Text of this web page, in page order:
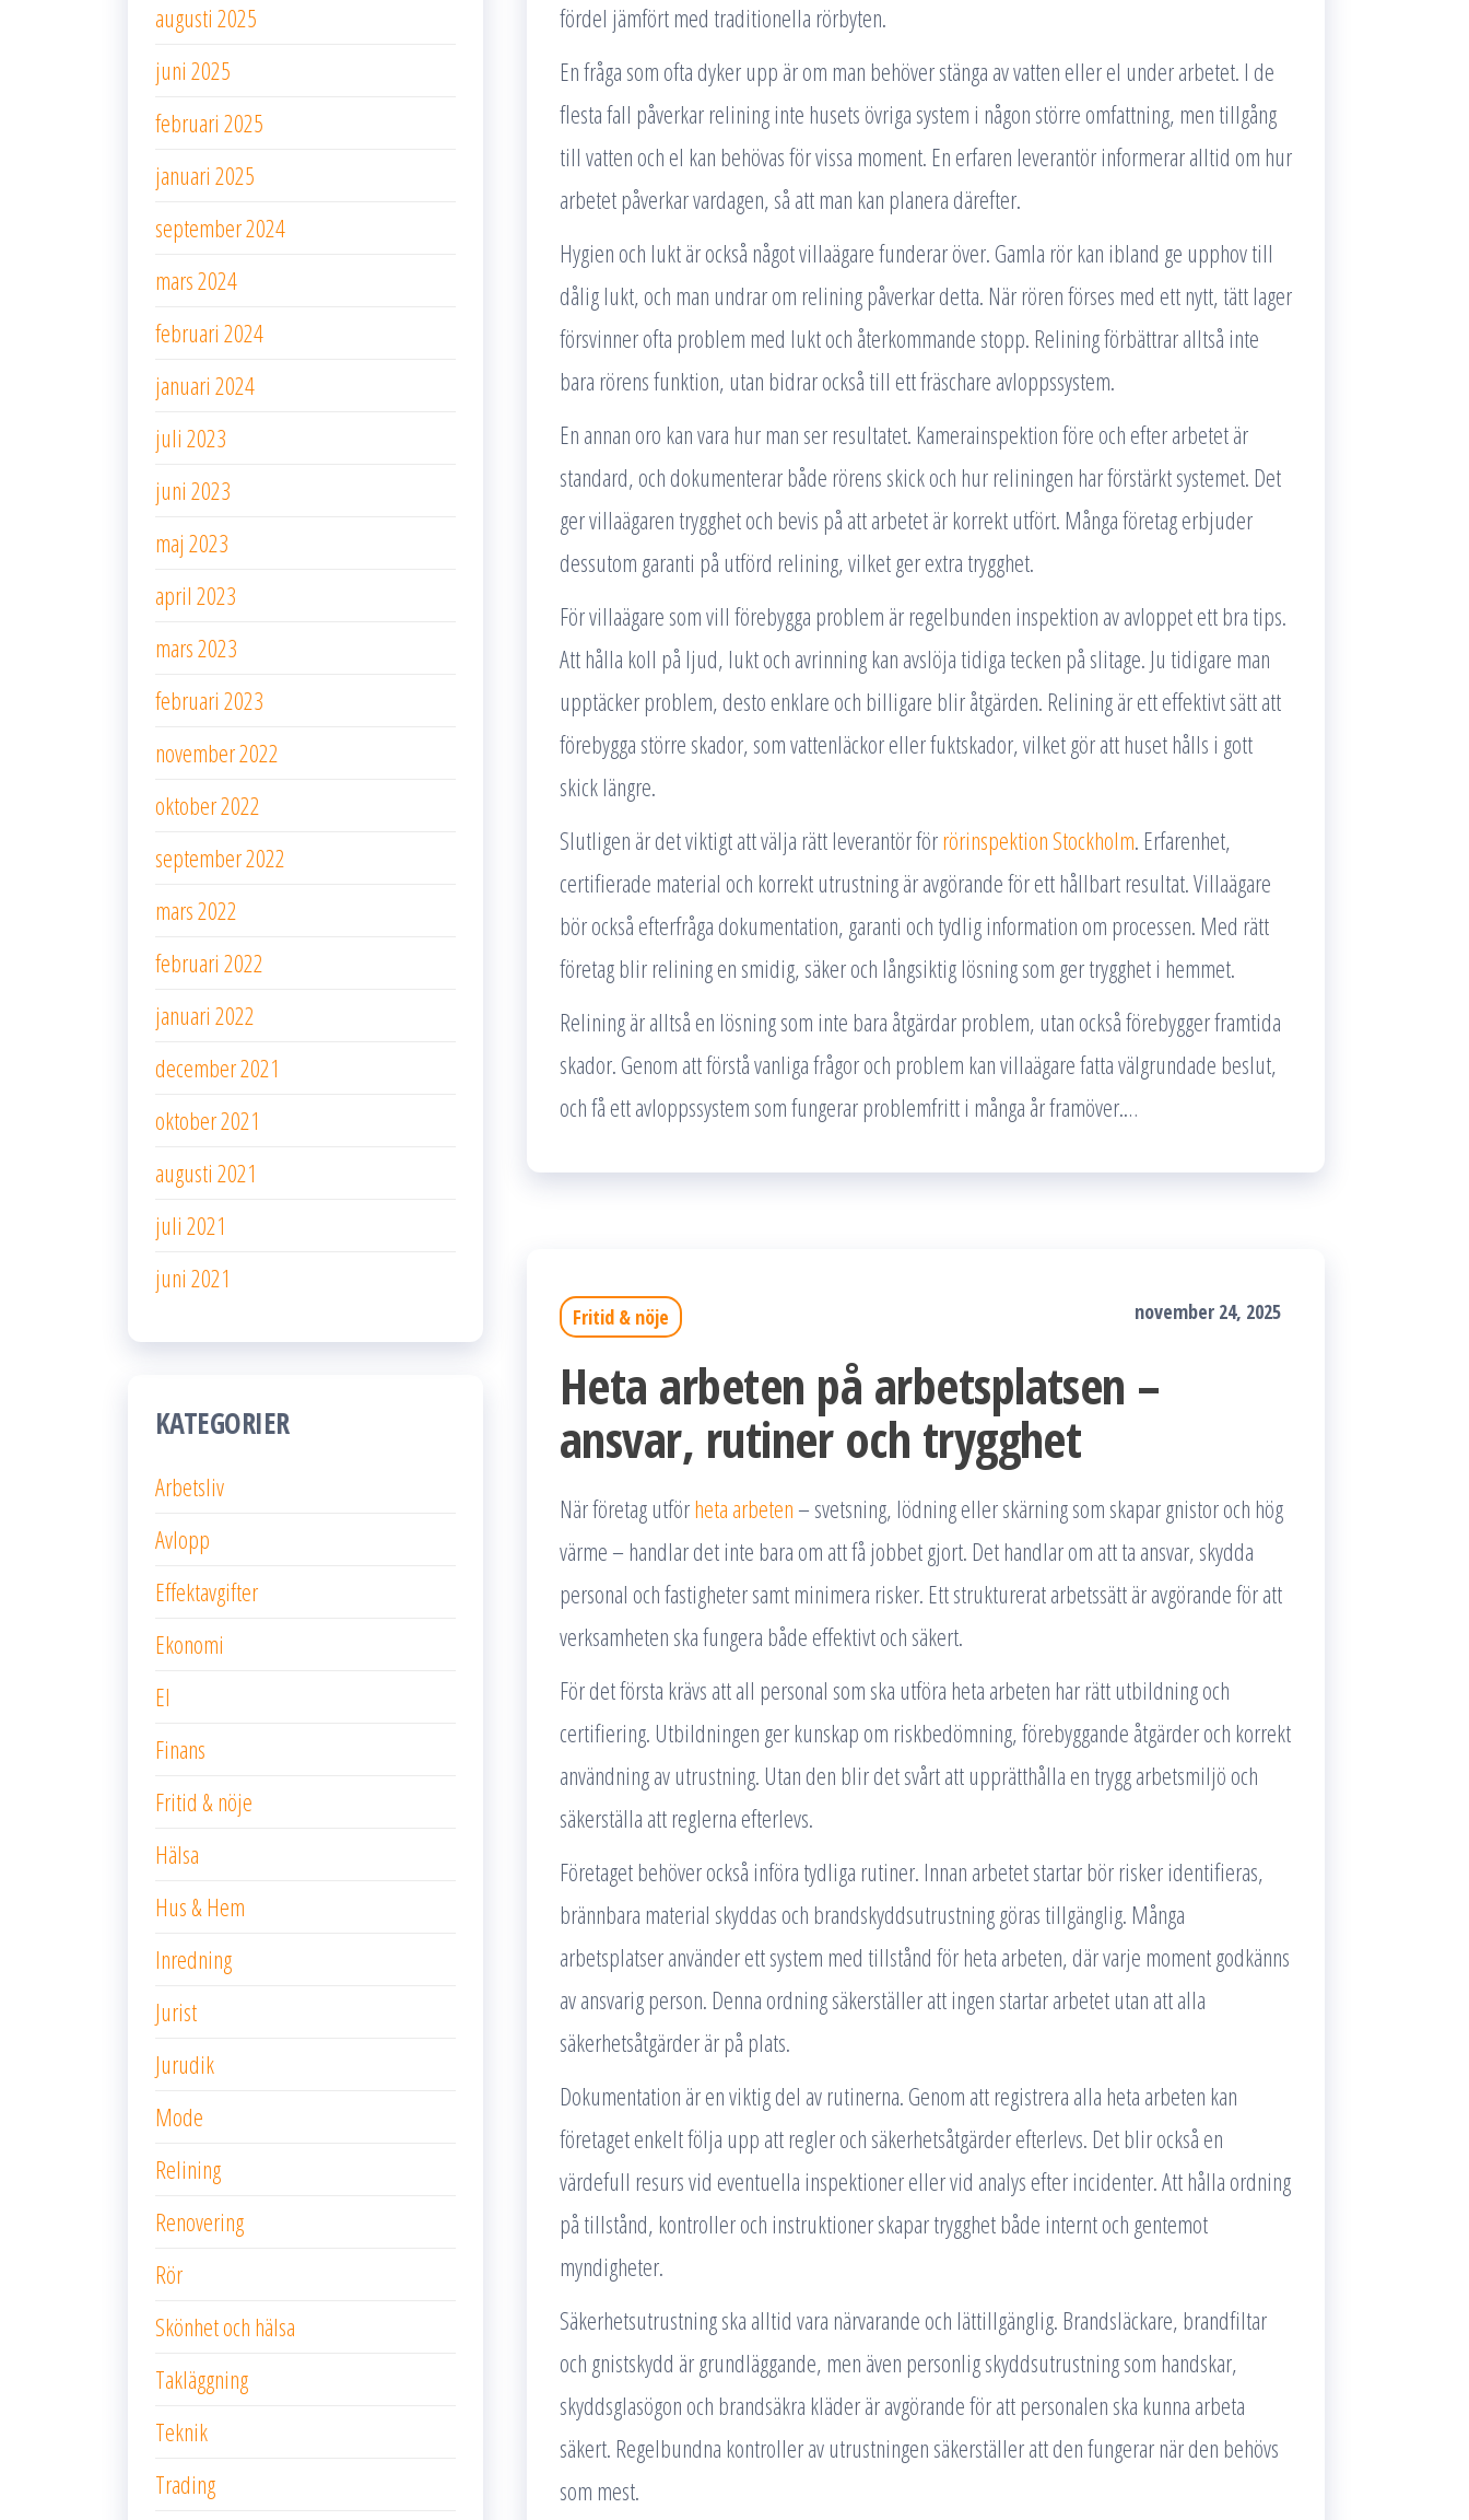
fördel jämfört med traditionella rörbyten.
En fråga som ofta dyker upp är om man behöver stänga av vatten eller el under arbetet. I de
flesta fall påverkar relining inte husets övriga system i någon större omfattning, men tillgång
till vatten och el kan behövas för vissa moment. En erfaren leverantör informerar alltid om hur
arbetet påverkar vardagen, så att man kan planera därefter.
Hygien och lukt är också något villaägare funderar över. Gamla rör kan ibland ge upphov till
dålig lukt, och man undrar om relining påverkar detta. När rören förses med ett nytt, tätt lager
försvinner ofta problem med lukt och återkommande stopp. Relining förbättrar alltså inte
bara rörens funktion, utan bidrar också till ett fräschare avloppssystem.
En annan oro kan vara hur man ser resultatet. Kamerainspektion före och efter arbetet är
standard, och dokumenterar både rörens skick och hur reliningen har förstärkt systemet. Det
ger villaägaren trygghet och bevis på att arbetet är korrekt utfört. Många företag erbjuder
dessutom garanti på utförd relining, vilket ger extra trygghet.
För villaägare som vill förebygga problem är regelbunden inspektion av avloppet ett bra tips.
Att hålla koll på ljud, lukt och avrinning kan avslöja tidiga tecken på slitage. Ju tidigare man
upptäcker problem, desto enklare och billigare blir åtgärden. Relining är ett effektivt sätt att
förebygga större skador, som vattenläckor eller fuktskador, vilket gör att huset hålls i gott
skick längre.
Slutligen är det viktigt att välja rätt leverantör förrörinspektion Stockholm. Erfarenhet,
certifierade material och korrekt utrustning är avgörande för ett hållbart resultat. Villaägare
bör också efterfråga dokumentation, garanti och tydlig information om processen. Med rätt
företag blir relining en smidig, säker och långsiktig lösning som ger trygghet i hemmet.
Relining är alltså en lösning som inte bara åtgärdar problem, utan också förebygger framtida
skador. Genom att förstå vanliga frågor och problem kan villaägare fatta välgrundade beslut,
och få ett avloppssystem som fungerar problemfritt i många år framöver.…
Fritid & nöje november 24, 2025
Heta arbeten på arbetsplatsen –
ansvar, rutiner och trygghet
När företag utförheta arbeten – svetsning, lödning eller skärning som skapar gnistor och hög
värme – handlar det inte bara om att få jobbet gjort. Det handlar om att ta ansvar, skydda
personal och fastigheter samt minimera risker. Ett strukturerat arbetssätt är avgörande för att
verksamheten ska fungera både effektivt och säkert.
För det första krävs att all personal som ska utföra heta arbeten har rätt utbildning och
certifiering. Utbildningen ger kunskap om riskbedömning, förebyggande åtgärder och korrekt
användning av utrustning. Utan den blir det svårt att upprätthålla en trygg arbetsmiljö och
säkerställa att reglerna efterlevs.
Företaget behöver också införa tydliga rutiner. Innan arbetet startar bör risker identifieras,
brännbara material skyddas och brandskyddsutrustning göras tillgänglig. Många
arbetsplatser använder ett system med tillstånd för heta arbeten, där varje moment godkänns
av ansvarig person. Denna ordning säkerställer att ingen startar arbetet utan att alla
säkerhetsåtgärder är på plats.
Dokumentation är en viktig del av rutinerna. Genom att registrera alla heta arbeten kan
företaget enkelt följa upp att regler och säkerhetsåtgärder efterlevs. Det blir också en
värdefull resurs vid eventuella inspektioner eller vid analys efter incidenter. Att hålla ordning
på tillstånd, kontroller och instruktioner skapar trygghet både internt och gentemot
myndigheter.
Säkerhetsutrustning ska alltid vara närvarande och lättillgänglig. Brandsläckare, brandfiltar
och gnistskydd är grundläggande, men även personlig skyddsutrustning som handskar,
skyddsglasögon och brandsäkra kläder är avgörande för att personalen ska kunna arbeta
säkert. Regelbundna kontroller av utrustningen säkerställer att den fungerar när den behövs
som mest.
augusti 2025
juni 2025
februari 2025
januari 2025
september 2024
mars 2024
februari 2024
januari 2024
juli 2023
juni 2023
maj 2023
april 2023
mars 2023
februari 2023
november 2022
oktober 2022
september 2022
mars 2022
februari 2022
januari 2022
december 2021
oktober 2021
augusti 2021
juli 2021
juni 2021
KATEGORIER
Arbetsliv
Avlopp
Effektavgifter
Ekonomi
El
Finans
Fritid & nöje
Hälsa
Hus & Hem
Inredning
Jurist
Jurudik
Mode
Relining
Renovering
Rör
Skönhet och hälsa
Takläggning
Teknik
Trading